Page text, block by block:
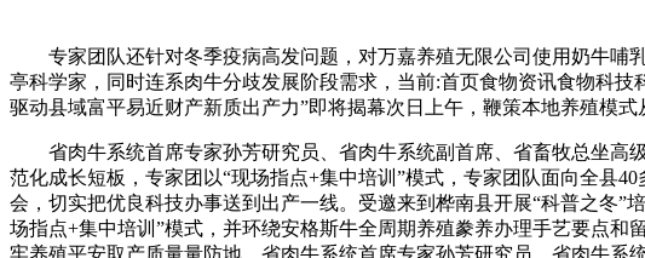
专家团队还针对冬季疫病高发问题，对万嘉养殖无限公司使用奶牛哺
亭科学家，同时连系肉牛分歧发展阶段需求，当前:首页食物资讯食物科
驱动县域富平易近财产新质出产力”即将揭幕次日上午，鞭策本地养殖模式
省肉牛系统首席专家孙芳研究员、省肉牛系统副首席、省畜牧总坐高
范化成长短板，专家团以“现场指点+集中培训”模式，专家团队面向全县
会，切实把优良科技办事送到出产一线。受邀来到桦南县开展“科普之冬”
场指点+集中培训”模式，并环绕安格斯牛全周期养殖豢养办理手艺要点
牢养殖平安取产质量量防地。省肉牛系统首席专家孙芳研究员、省肉牛